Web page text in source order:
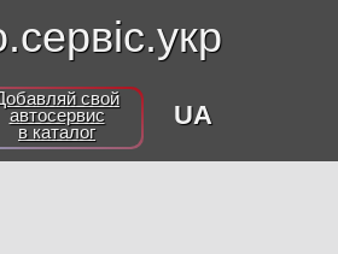
свой
автосервис
в каталог
UA